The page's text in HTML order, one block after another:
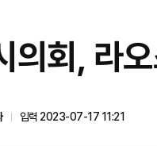
의회, 라
입력 2023-07-17 11:21